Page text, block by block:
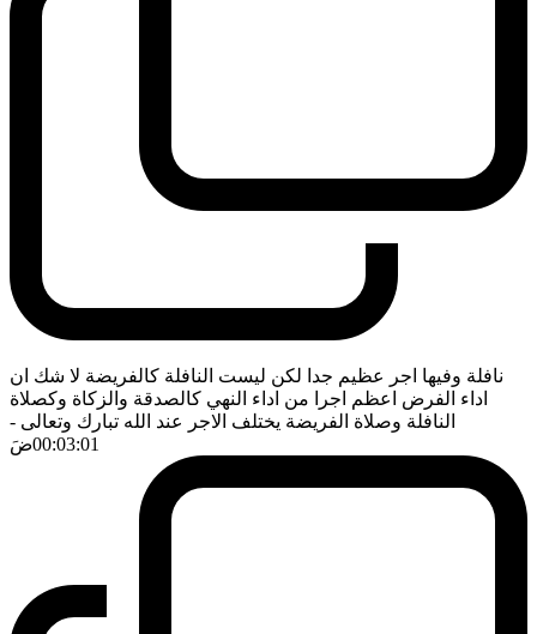
نافلة وفيها اجر عظيم جدا لكن ليست النافلة كالفريضة لا شك ان
اداء الفرض اعظم اجرا من اداء النهي كالصدقة والزكاة وكصلاة
النافلة وصلاة الفريضة يختلف الاجر عند الله تبارك وتعالى -
00:03:01ضَ